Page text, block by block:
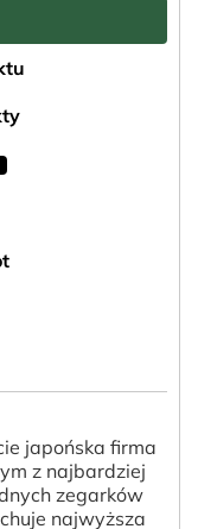
japońska firma
z najbardziej
zegarków
najwyższa